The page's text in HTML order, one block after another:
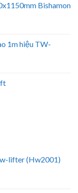
Bishamon
1m hiệu TW-
lifter (Hw2001)